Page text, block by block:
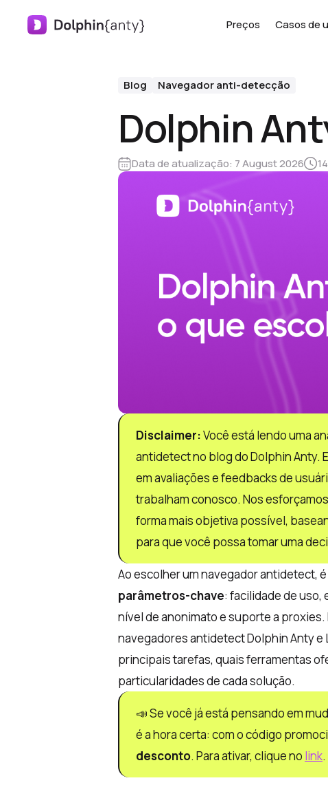
Preços Casos de
Blog Navegador anti-detecção
Dolphin
Data de atualização: 7 August 2026
Disclaimer:Você está lendo uma
antidetect no blog do Dolphin Anty.
em avaliações e feedbacks de
trabalham conosco. Nos
forma mais objetiva possível,
para que você possa tomar uma
Ao escolher um navegador antidetect,
parâmetros-chave: facilidade de
nível de anonimato e suporte a
navegadores antidetect Dolphin Anty e
principais tarefas, quais ferramentas
particularidades de cada solução.
📣 Se você já está pensando em
é a hora certa: com o código
desconto. Para ativar, clique no link.